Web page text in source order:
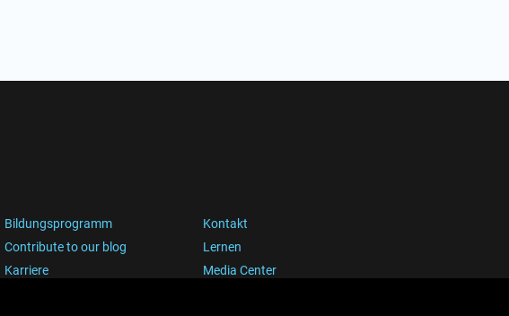
Bildungsprogramm
Kontakt
Contribute to our blog
Lernen
Karriere Media Center